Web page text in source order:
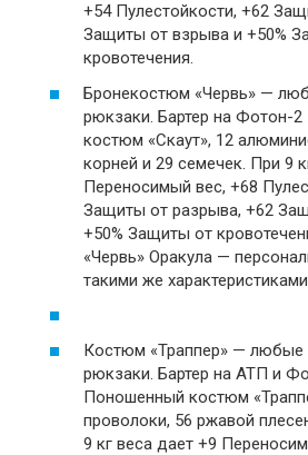
+54 Пулестойкости, +62
Защиты от взрыва и +50%
кровотечения.
Бронекостюм «Червь» —
рюкзаки. Бартер на Фотон-2
костюм «Скаут», 12
корней и 29 семечек. При 9
Переносимый вес, +68
Защиты от разрыва, +62
+50% Защиты от
«Червь» Оракула —
такими же характеристиками.
Костюм «Траппер» — любые
рюкзаки. Бартер на АТП и
Поношенный костюм
проволоки, 56 ржавой
9 кг веса дает +9